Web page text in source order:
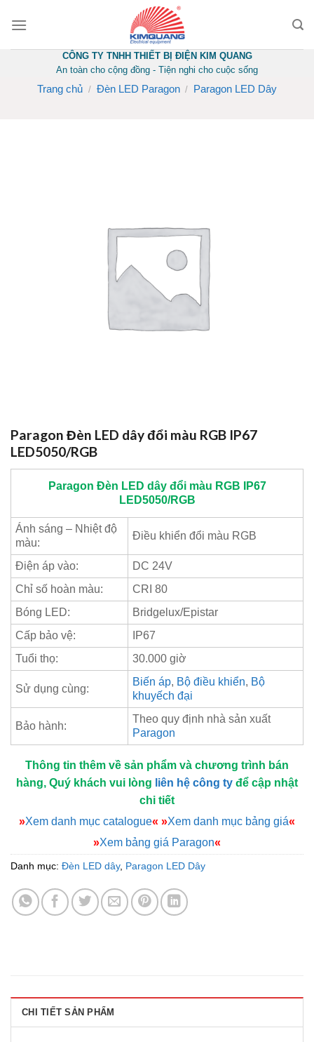
CÔNG TY TNHH THIẾT BỊ ĐIỆN KIM QUANG
An toàn cho cộng đồng - Tiện nghi cho cuộc sống
Trang chủ / Đèn LED Paragon / Paragon LED Dây
Paragon Đèn LED dây đổi màu RGB IP67
LED5050/RGB
Paragon Đèn LED dây đổi màu RGB IP67
LED5050/RGB
Ánh sáng – Nhiệt độ
màu:
Điều khiển đổi màu RGB
Điện áp vào:
DC 24V
Chỉ số hoàn màu:
CRI 80
Bóng LED:
Bridgelux/Epistar
Cấp bảo vệ:
IP67
Tuổi thọ:
30.000 giờ
Sử dụng cùng:
Biến áp, Bộ điều khiển, Bộ
khuyếch đại
Bảo hành:
Theo quy định nhà sản xuất
Paragon
Thông tin thêm về sản phẩm và chương trình bán
hàng, Quý khách vui lòng liên hệ công ty để cập nhật
chi tiết
»Xem danh mục catalogue« »Xem danh mục bảng giá«
»Xem bảng giá Paragon«
Danh mục: Đèn LED dây, Paragon LED Dây
CHI TIẾT SẢN PHẨM